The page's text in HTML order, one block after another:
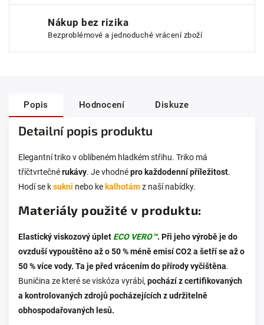
Nákup bez rizika
Bezproblémové a jednoduché vrácení zboží
Popis Hodnocení Diskuze
Detailní popis produktu
Elegantní triko v oblíbeném hladkém střihu. Triko má
tříčtvrtečnérukávy. Je vhodnépro každodenní příležitost.
Hodí se ksukni nebo ke kalhotámz naší nabídky.
Materiály použité v produktu:
Elastický viskozový úplet ECO VERO™. Při jeho výrobě je do
ovzduší vypouštěno až o 50 % méně emisí CO2 a šetří se až o
50 % více vody. Ta je před vrácením do přírody vyčištěna.
Buničina ze které se viskóza vyrábí, pochází z certifikovaných
a kontrolovaných zdrojů pocházejících z udržitelně
obhospodařovaných lesů.